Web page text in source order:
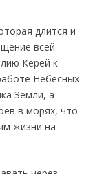
длится и
всей
Керей к
Небесных
Земли, а
в морях, что
жизни на